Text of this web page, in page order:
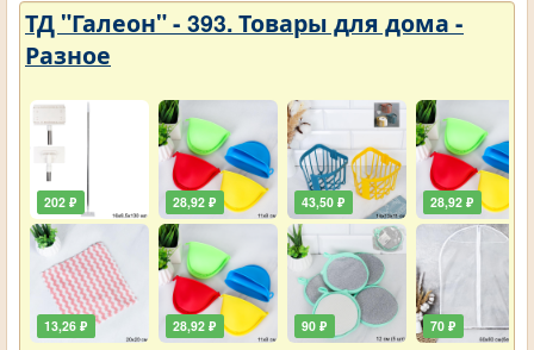
ТД "Галеон" - 393. Товары для дома -
Разное
202 ₽
13,26 ₽
28,92 ₽
28,92 ₽
43,50 ₽
90 ₽
28,92 ₽
70 ₽